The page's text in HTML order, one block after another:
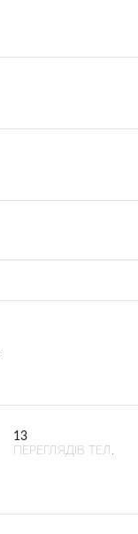
13
ПЕРЕГЛЯДІВ ТЕЛ.